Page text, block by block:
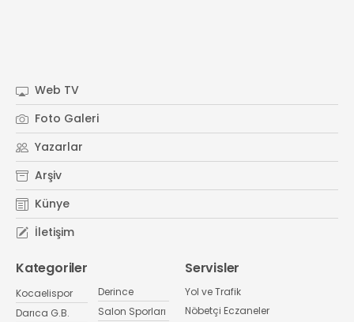
Web TV
Foto Galeri
Yazarlar
Arşiv
Künye
İletişim
Kategoriler
Kocaelispor
Darıca G.B.
Derince
Salon Sporları
Servisler
Yol ve Trafik
Nöbetçi Eczaneler